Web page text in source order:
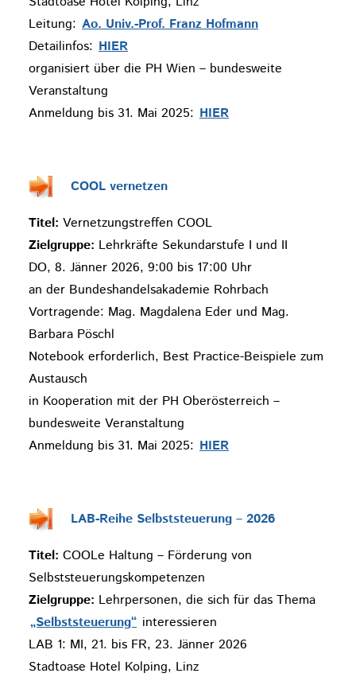
Leitung: Ao. Univ.-Prof. Franz Hofmann
Detailinfos: HIER
organisiert über die PH Wien – bundesweite
Veranstaltung
Anmeldung bis 31. Mai 2025: HIER
COOL vernetzen
Titel: Vernetzungstreffen COOL
Zielgruppe: Lehrkräfte Sekundarstufe I und II
DO, 8. Jänner 2026, 9:00 bis 17:00 Uhr
an der Bundeshandelsakademie Rohrbach
Vortragende: Mag. Magdalena Eder und Mag.
Barbara Pöschl
Notebook erforderlich, Best Practice-Beispiele zum
Austausch
in Kooperation mit der PH Oberösterreich –
bundesweite Veranstaltung
Anmeldung bis 31. Mai 2025: HIER
LAB-Reihe Selbststeuerung – 2026
Titel: COOLe Haltung – Förderung von
Selbststeuerungskompetenzen
Zielgruppe: Lehrpersonen, die sich für das Thema
„Selbststeuerung“ interessieren
LAB 1: MI, 21. bis FR, 23. Jänner 2026
Stadtoase Hotel Kolping, Linz